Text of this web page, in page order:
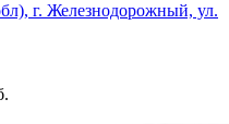
г. Железнодорожный, ул.